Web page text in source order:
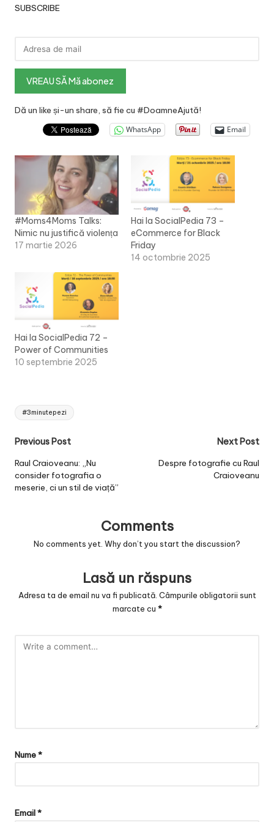
SUBSCRIBE
Dă un like și-un share, să fie cu #DoamneAjută!
WhatsApp Email
#Moms4Moms Talks:
Nimic nu justifică violența
17 martie 2026
Hai la SocialPedia 73 –
eCommerce for Black
Friday
14 octombrie 2025
Hai la SocialPedia 72 –
Power of Communities
10 septembrie 2025
Tags:
#3minutepezi
Post
navigation
Previous Post
Raul Craioveanu: „Nu
consider fotografia o
meserie, ci un stil de viață”
Next Post
Despre fotografie cu Raul
Craioveanu
Comments
No comments yet. Why don’t you start the discussion?
Lasă un răspuns
Adresa ta de email nu va fi publicată. Câmpurile obligatorii sunt
marcate cu *
Nume*
Email*